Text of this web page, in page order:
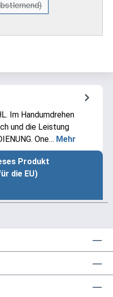
ist zurzeit nicht verfügbar.)
Im Handumdrehen
und die Leistung
One… Mehr
Produkt
die EU)